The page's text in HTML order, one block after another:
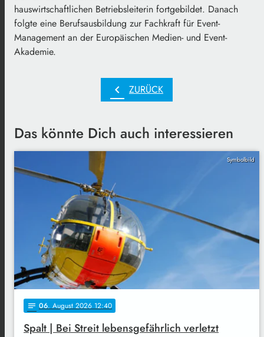
hauswirtschaftlichen Betriebsleiterin fortgebildet. Danach
folgte eine Berufsausbildung zur Fachkraft für Event-
Management an der Europäischen Medien- und Event-
Akademie.
chevron_left ZURÜCK
Das könnte Dich auch interessieren
Symbolbild
notes 06. August 2026 12:40
Spalt | Bei Streit lebensgefährlich verletzt